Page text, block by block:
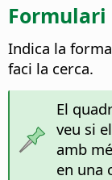
Formulari
Indica la
faci la cerca.
El
veu si
amb
en una